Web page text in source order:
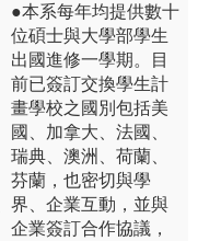
●本系每年均提供數十
位碩士與大學部學生
出國進修一學期。目
前已簽訂交換學生計
畫學校之國別包括美
國、加拿大、法國、
瑞典、澳洲、荷蘭、
芬蘭，也密切與學
界、企業互動，並與
企業簽訂合作協議，